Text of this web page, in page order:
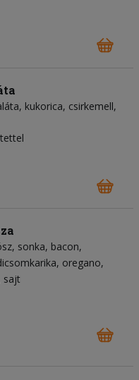
kukorica csirkemell
sonka bacon
oregano
sajt